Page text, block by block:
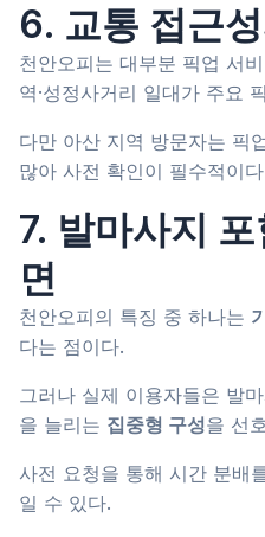
6. 교통 접근
천안오피는 대부분 픽업 서
역·성정사거리 일대가 주요
다만 아산 지역 방문자는 픽
많아 사전 확인이 필수적이
7. 발마사지
면
천안오피의 특징 중 하나는
다는 점이다.
그러나 실제 이용자들은 발
을 늘리는 집중형 구성을 선
사전 요청을 통해 시간 분배
일 수 있다.